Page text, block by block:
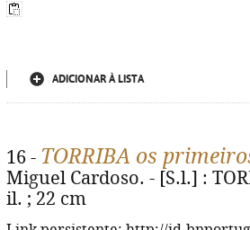
ADICIONAR À LISTA
16 - TORRIBA os
Miguel Cardoso. - [S.l.] :
il. ; 22 cm